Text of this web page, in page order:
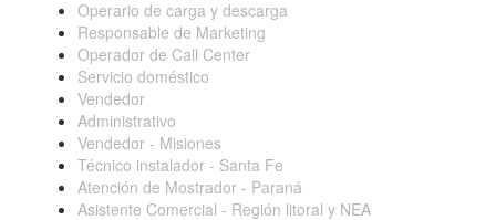
Operario de carga y descarga
Responsable de Marketing
Operador de Call Center
Servicio doméstico
Vendedor
Administrativo
Vendedor - Misiones
Técnico instalador - Santa Fe
Atención de Mostrador - Paraná
Asistente Comercial - Región litoral y NEA